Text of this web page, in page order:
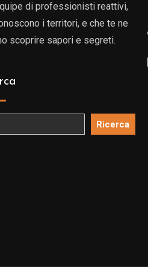
di professionisti reattivi,
i territori, e che te ne
scoprire sapori e segreti.
Ricerca